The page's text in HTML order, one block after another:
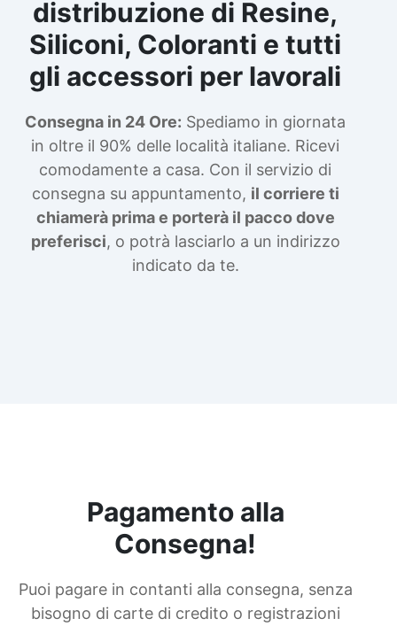
distribuzione di Resine,
Siliconi, Coloranti e tutti
gli accessori per lavorali
Consegna in 24 Ore: Spediamo in giornata
in oltre il 90% delle località italiane. Ricevi
comodamente a casa. Con il servizio di
consegna su appuntamento, il corriere ti
chiamerà prima e porterà il pacco dove
preferisci, o potrà lasciarlo a un indirizzo
indicato da te.
Pagamento alla
Consegna!
Puoi pagare in contanti alla consegna, senza
bisogno di carte di credito o registrazioni